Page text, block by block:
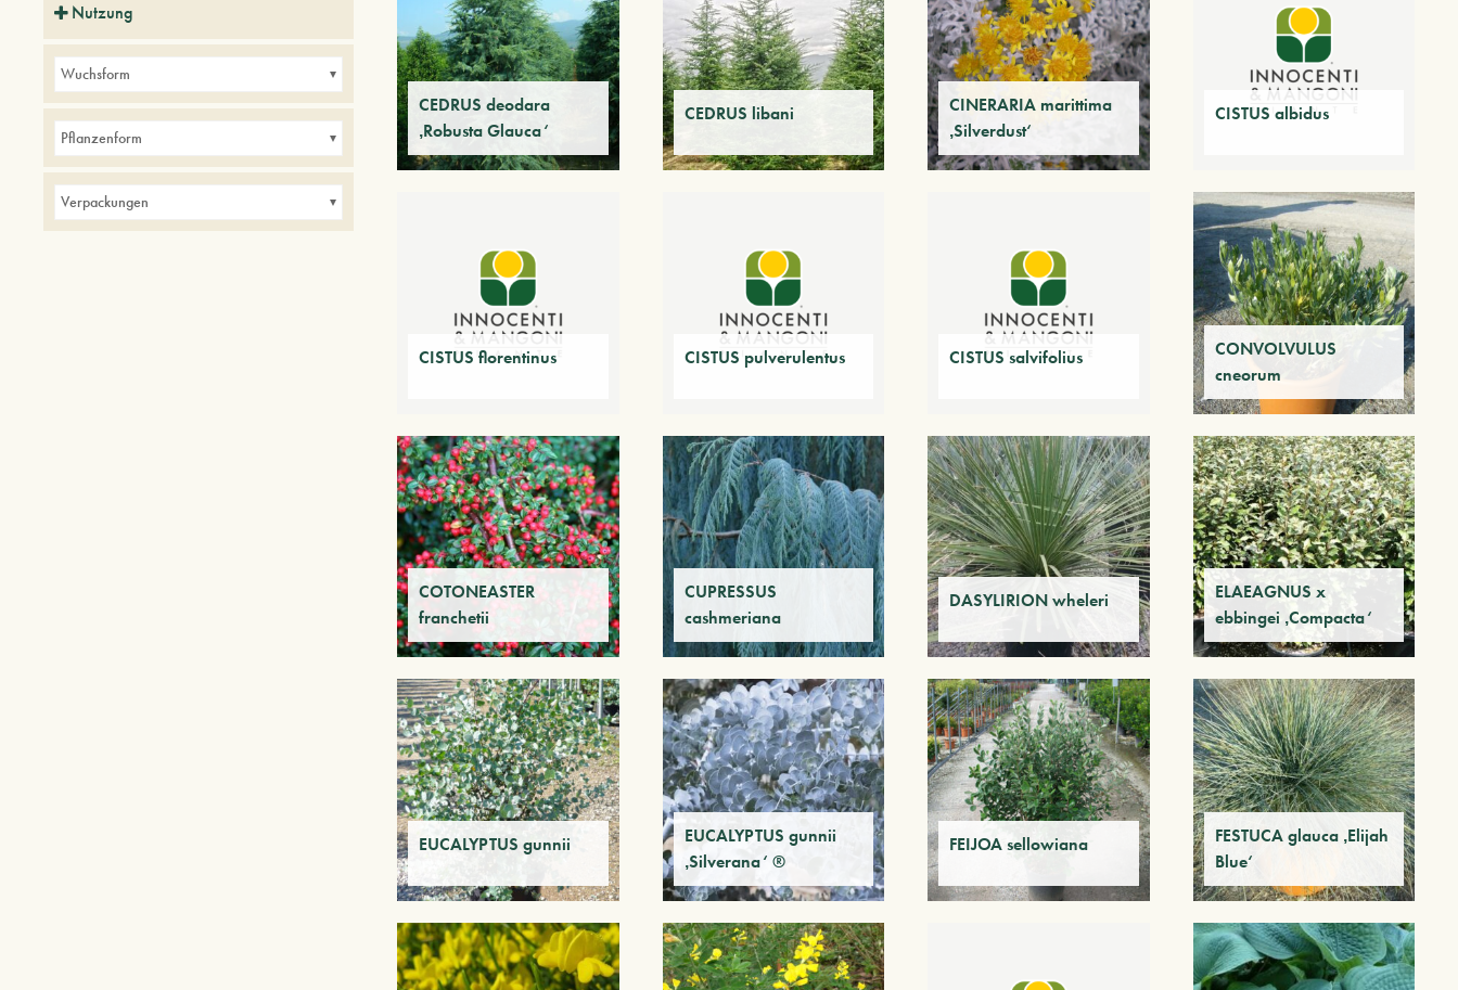
CEDRUS deodara
‚Robusta Glauca‘
CEDRUS libani
CINERARIA marittima
‚Silverdust‘
CISTUS albidus
CISTUS florentinus CISTUS pulverulentus CISTUS salvifolius
CONVOLVULUS
cneorum
COTONEASTER
franchetii
CUPRESSUS
cashmeriana
DASYLIRION wheleri
ELAEAGNUS x
ebbingei ‚Compacta‘
EUCALYPTUS gunnii
EUCALYPTUS gunnii
‚Silverana‘ ®
FEIJOA sellowiana
FESTUCA glauca ‚Elijah
Blue‘
Nutzung
im Innen
Kleine Gärten Parks
Wuchsform
Pflanzenform
Verpackungen